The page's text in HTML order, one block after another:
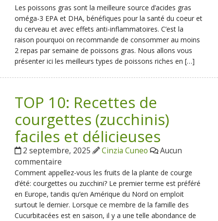
Les poissons gras sont la meilleure source d’acides gras
oméga-3 EPA et DHA, bénéfiques pour la santé du coeur et
du cerveau et avec effets anti-inflammatoires. C’est la
raison pourquoi on recommande de consommer au moins
2 repas par semaine de poissons gras. Nous allons vous
présenter ici les meilleurs types de poissons riches en […]
TOP 10: Recettes de
courgettes (zucchinis)
faciles et délicieuses
2 septembre, 2025 Cinzia Cuneo
Aucun
commentaire
Comment appellez-vous les fruits de la plante de courge
d’été: courgettes ou zucchini? Le premier terme est préféré
en Europe, tandis qu’en Amérique du Nord on emploit
surtout le dernier. Lorsque ce membre de la famille des
Cucurbitacées est en saison, il y a une telle abondance de